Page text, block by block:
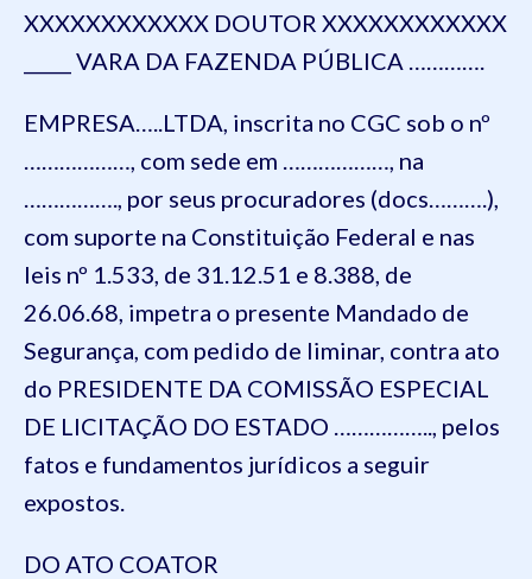
XXXXXXXXXXXX DOUTOR XXXXXXXXXXXX
_____ VARA DA FAZENDA PÚBLICA ………….
EMPRESA…..LTDA, inscrita no CGC sob o nº
………………, com sede em ………………, na
……………., por seus procuradores (docs……….),
com suporte na Constituição Federal e nas
leis nº 1.533, de 31.12.51 e 8.388, de
26.06.68, impetra o presente Mandado de
Segurança, com pedido de liminar, contra ato
do PRESIDENTE DA COMISSÃO ESPECIAL
DE LICITAÇÃO DO ESTADO …………….., pelos
fatos e fundamentos jurídicos a seguir
expostos.
DO ATO COATOR